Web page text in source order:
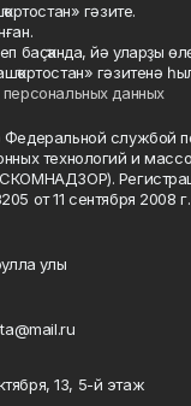
гәзите.
баҫҡанда, йә уларҙы
гәзитенә
данных
Федеральной службой
технологий и
от 11 сентября 2008 г.
улы
13, 5-й этаж